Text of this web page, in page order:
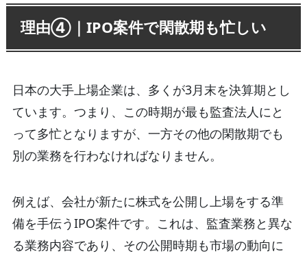
理由④｜IPO案件で閑散期も忙しい
日本の大手上場企業は、多くが3月末を決算期とし
ています。つまり、この時期が最も監査法人にと
って多忙となりますが、一方その他の閑散期でも
別の業務を行わなければなりません。
例えば、会社が新たに株式を公開し上場をする準
備を手伝うIPO案件です。これは、監査業務と異な
る業務内容であり、その公開時期も市場の動向に